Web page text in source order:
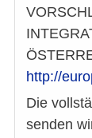
http://
Die
senden